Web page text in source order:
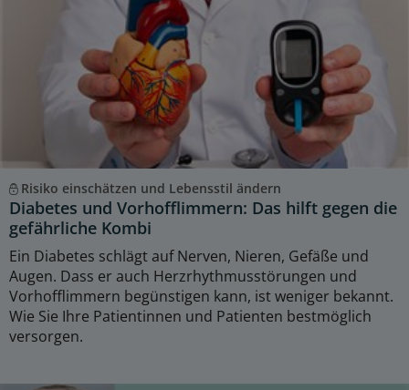
Risiko einschätzen und Lebensstil ändern
Diabetes und Vorhofflimmern: Das hilft gegen die
gefährliche Kombi
Ein Diabetes schlägt auf Nerven, Nieren, Gefäße und
Augen. Dass er auch Herzrhythmusstörungen und
Vorhofflimmern begünstigen kann, ist weniger bekannt.
Wie Sie Ihre Patientinnen und Patienten bestmöglich
versorgen.